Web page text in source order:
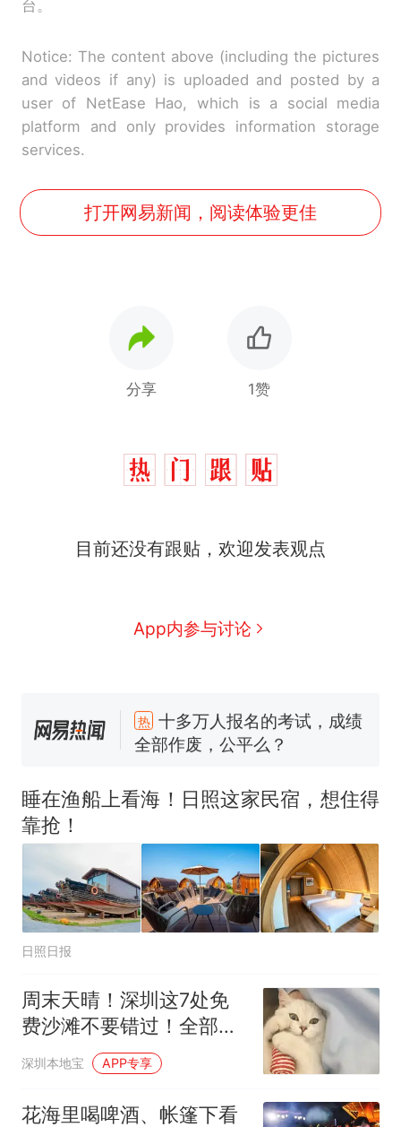
台。
Notice: The content above (including the pictures
and videos if any) is uploaded and posted by a
user of NetEase Hao, which is a social media
platform and only provides information storage
services.
打开网易新闻，阅读体验更佳
分享 1赞
目前还没有跟贴，欢迎发表观点
App内参与讨论
热 十多万人报名的考试，成绩
全部作废，公平么？
家，刚改国名，总统就邀请中
国大使骑行绕了几乎整个国境
搬家报价570元，搬到楼下交
了……
视频丨只要一枚命中就能让航
母瘫痪 轰-6J实力有多强？
空调24小时开着反而更省电？
电力部门回应
试前13名均遭淘汰？教育局：
已叫停招聘，成立调查组全面
核查
热
十多万人报名的考试，成绩
全部作废，公平么？
睡在渔船上看海！日照这家民宿，想住得
靠抢！
日照日报
周末天晴！深圳这7处免
费沙滩不要错过！全部可
以下海游泳！
深圳本地宝 APP专享
花海里喝啤酒、帐篷下看